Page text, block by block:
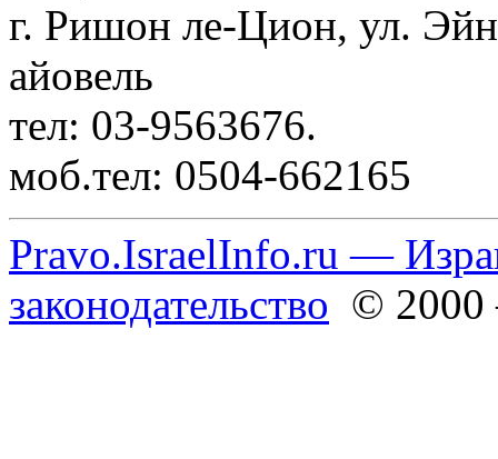
г. Ришон ле-Цион, ул.
айовель
тел: 03-9563676.
моб.тел: 0504-662165
Pravo.IsraelInfo.ru —
законодательство ©